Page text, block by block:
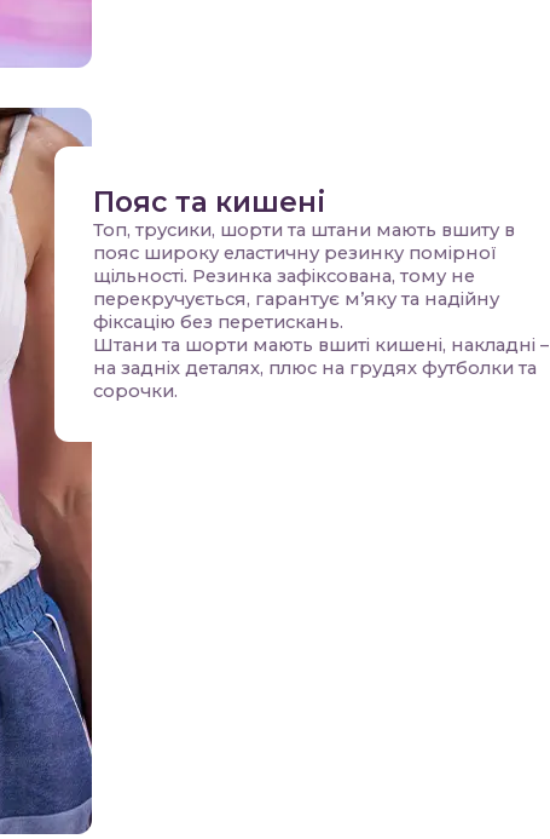
Пояс та кишені
Топ, трусики, шорти та штани мають вшиту в
пояс широку еластичну резинку помірної
щільності. Резинка зафіксована, тому не
перекручується, гарантує м’яку та надійну
фіксацію без перетискань.
Штани та шорти мають вшиті кишені, накладні –
на задніх деталях, плюс на грудях футболки та
сорочки.